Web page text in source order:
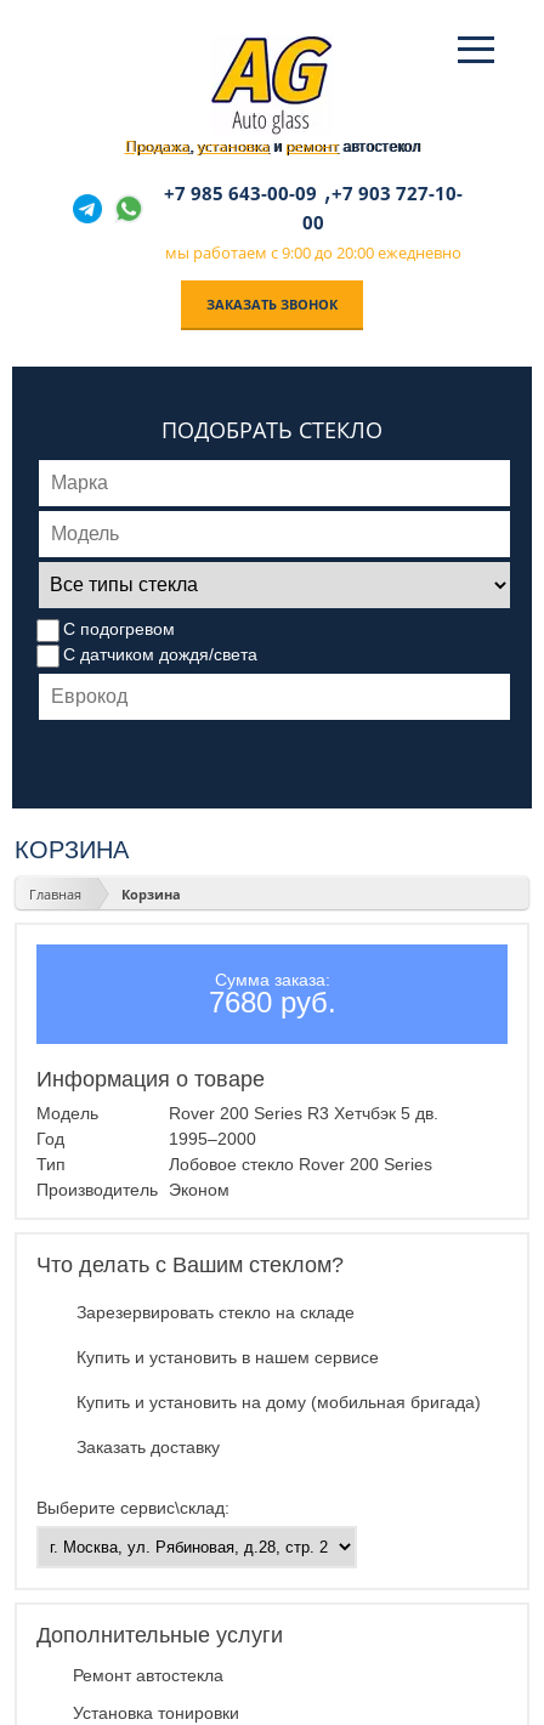
Продажа,установкаи ремонтавтостекол
+7 985 643-00-09 ,+7 903 727-10-
00
мы работаем с 9:00 до 20:00 ежедневно
ЗАКАЗАТЬ ЗВОНОК
ПОДОБРАТЬ СТЕКЛО
С подогревом
С датчиком дождя/света
КОРЗИНА
Главная Корзина
Сумма заказа:
7680 руб.
Информация о товаре
Модель
Rover 200 Series R3 Хетчбэк 5 дв.
Год
1995–2000
Тип
Лобовое стекло Rover 200 Series
Производитель
Эконом
Что делать с Вашим стеклом?
Зарезервировать стекло на складе
Купить и установить в нашем сервисе
Купить и установить на дому (мобильная бригада)
Заказать доставку
Выберите сервис\склад:
Дополнительные услуги
Ремонт автостекла
Установка тонировки